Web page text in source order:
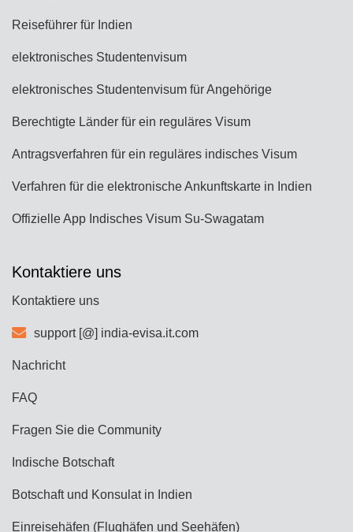
Reiseführer für Indien
elektronisches Studentenvisum
elektronisches Studentenvisum für Angehörige
Berechtigte Länder für ein reguläres Visum
Antragsverfahren für ein reguläres indisches Visum
Verfahren für die elektronische Ankunftskarte in Indien
Offizielle App Indisches Visum Su-Swagatam
Kontaktiere uns
Kontaktiere uns
support [@] india-evisa.it.com
Nachricht
FAQ
Fragen Sie die Community
Indische Botschaft
Botschaft und Konsulat in Indien
Einreisehäfen (Flughäfen und Seehäfen)